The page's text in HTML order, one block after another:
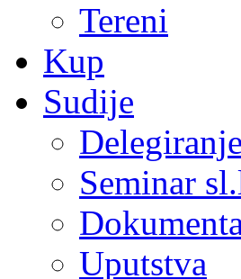
Tereni
Kup
Sudije
Seminar
Uputstva